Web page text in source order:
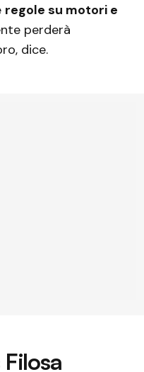
regole su motori e
perderà
dice.